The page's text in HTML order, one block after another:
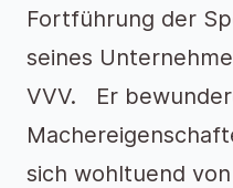
Fortführung der
seines
VVV. Er
sich wohltuend